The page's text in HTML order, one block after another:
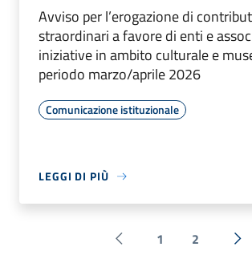
Avviso per l’erogazione di
straordinari a favore di enti e
iniziative in ambito culturale e
periodo marzo/aprile 2026
Comunicazione istituzionale
LEGGI DI PIÙ
Pagina precedente
1 2